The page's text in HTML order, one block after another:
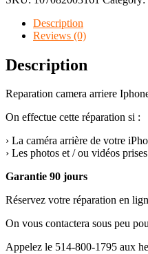
Description
Reviews (0)
Description
Reparation camera arriere
On effectue cette réparation si :
› La caméra arrière de votre
› Les photos et / ou vidéos
Garantie 90 jours
Réservez votre réparation en
On vous contactera sous peu
Appelez le 514-800-1795 aux